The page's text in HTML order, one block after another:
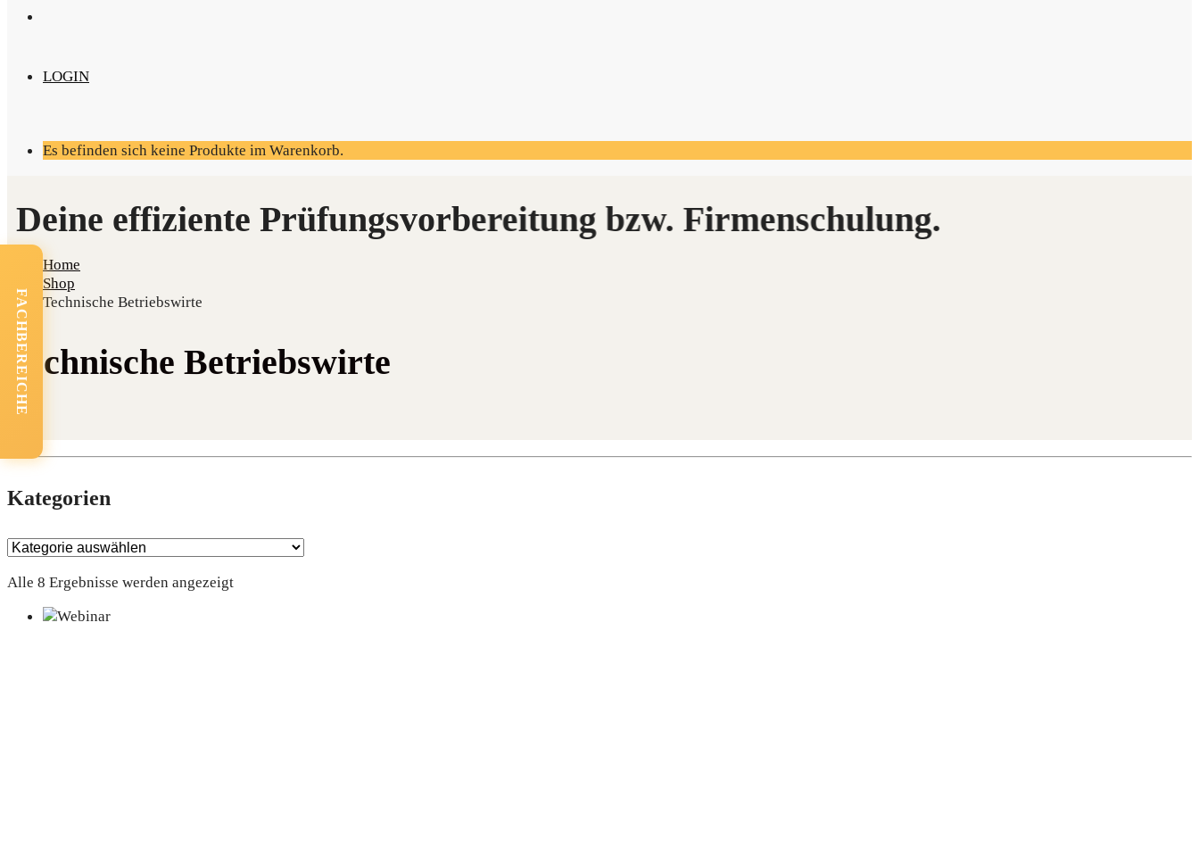
LOGIN
Es befinden sich keine Produkte im Warenkorb.
Home
Shop
Technische Betriebswirte
Technische Betriebswirte
Kate­go­rien
Alle 8 Ergebnisse werden angezeigt
FACHBEREICHE